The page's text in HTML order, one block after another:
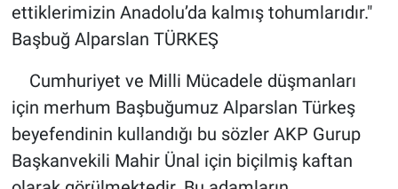
ettiklerimizin Anadolu’da kalmış tohumlarıdır."
Başbuğ Alparslan TÜRKEŞ
Cumhuriyet ve Milli Mücadele düşmanları
için merhum Başbuğumuz Alparslan Türkeş
beyefendinin kullandığı bu sözler AKP Gurup
Başkanvekili Mahir Ünal için biçilmiş kaftan